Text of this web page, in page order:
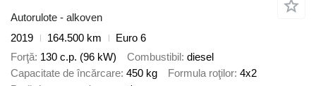
Autorulote - alkoven
2019
164.500 km
Euro 6
Forţă 130 c.p. (96 kW) Combustibil diesel
Capacitate de încărcare 450 kg Formula roţilor 4x2